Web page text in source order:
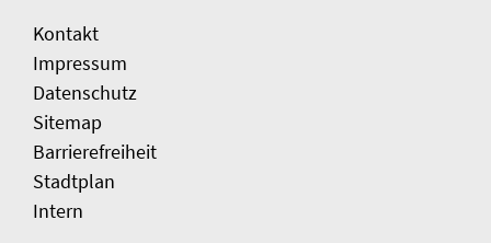
Kontakt
Impressum
Datenschutz
Sitemap
Barrierefreiheit
Stadtplan
Intern